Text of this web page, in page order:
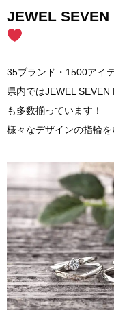
JEWEL
35ブランド・1500アイ
県内ではJEWEL
も多数揃っています！
様々なデザインの指輪